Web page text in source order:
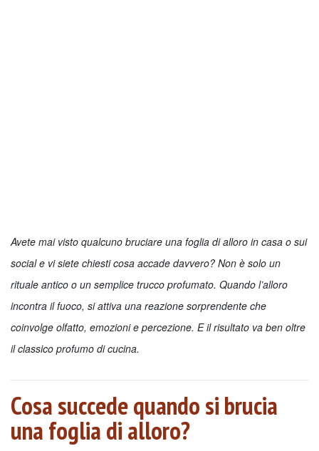
Avete mai visto qualcuno bruciare una foglia di alloro in casa o sui
social e vi siete chiesti cosa accade davvero? Non è solo un
rituale antico o un semplice trucco profumato. Quando l’alloro
incontra il fuoco, si attiva una reazione sorprendente che
coinvolge olfatto, emozioni e percezione. E il risultato va ben oltre
il classico profumo di cucina.
Cosa succede quando si brucia
una foglia di alloro?